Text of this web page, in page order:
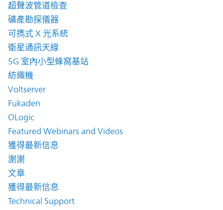
超聲波管道檢查
礦產勘探儀器
可擕式 X 光系統
衛星通訊天線
5G 室內小型蜂窩基站
紡織機
Voltserver
Fukaden
OLogic
Featured Webinars and Videos
獲得最新信息
謝謝
文章
獲得最新信息
Technical Support